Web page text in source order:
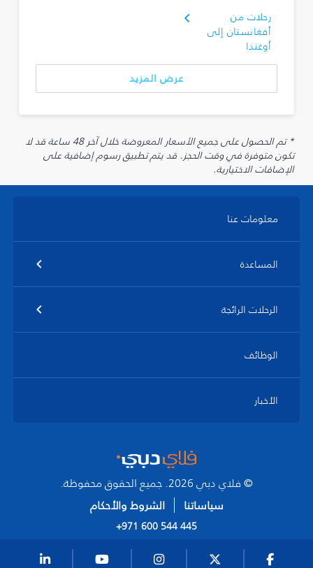
رحلات من
أفغانستان إلى
أوغندا
عرض المزيد
* تم الحصول على جميع الأسعار المعروضة خلال آخر 48 ساعة قد لا
تكون متوفرة في وقت الحجز. قد يتم تطبيق رسوم إضافية على
الإضافات الاختيارية.
معلومات عنا
المساعدة
الرحلات الرائجة
الوظائف
الأخبار
© فلاي دبي 2026. جميع الحقوق محفوظة.
سياساتنا
الشروط والأحكام
+971 600 544 445